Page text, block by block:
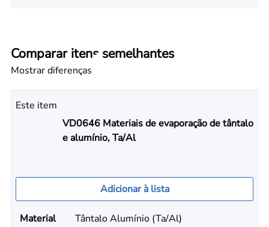
Comparar itens semelhantes
Mostrar diferenças
Este item
VD0646 Materiais de evaporação de tântalo
e alumínio, Ta/Al
Adicionar à lista
Material
Tântalo Alumínio (Ta/Al)